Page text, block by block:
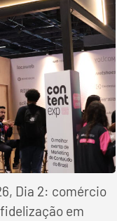
Dia 2: comércio
em